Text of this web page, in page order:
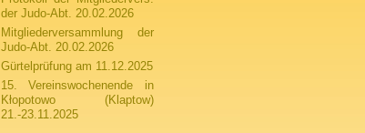
der Judo-Abt. 20.02.2026
Mitgliederversammlung der
Judo-Abt. 20.02.2026
Gürtelprüfung am 11.12.2025
15. Vereinswochenende in
Kłopotowo (Klaptow)
21.-23.11.2025